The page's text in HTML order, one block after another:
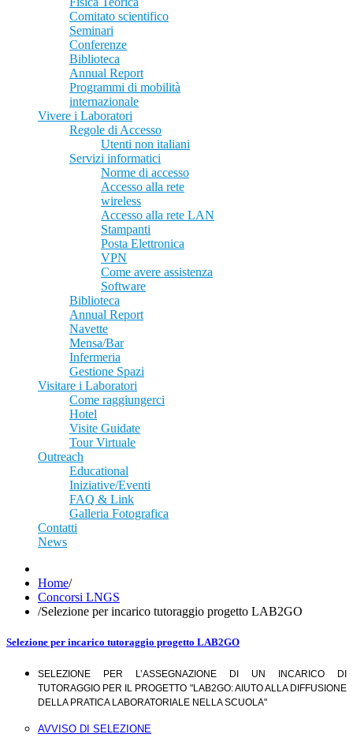
Comitato scientifico
Seminari
Conferenze
Biblioteca
Annual Report
Programmi di mobilità
internazionale
Vivere i Laboratori
Regole di Accesso
Utenti non italiani
Servizi informatici
Norme di accesso
Accesso alla rete
wireless
Accesso alla rete LAN
Stampanti
Posta Elettronica
VPN
Come avere assistenza
Software
Biblioteca
Annual Report
Navette
Mensa/Bar
Infermeria
Gestione Spazi
Visitare i Laboratori
Come raggiungerci
Hotel
Visite Guidate
Tour Virtuale
Outreach
Educational
Iniziative/Eventi
FAQ & Link
Galleria Fotografica
Contatti
News
Home/
Concorsi LNGS
/Selezione per incarico tutoraggio progetto LAB2GO
Selezione per incarico tutoraggio progetto LAB2GO
SELEZIONE PER L’ASSEGNAZIONE DI UN INCARICO DI
TUTORAGGIO PER IL PROGETTO "LAB2GO: AIUTO ALLA DIFFUSIONE
DELLA PRATICA LABORATORIALE NELLA SCUOLA"
AVVISO DI SELEZIONE